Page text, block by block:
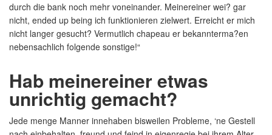
durch die bank noch mehr voneinander. Meinereiner wei? gar
nicht, ended up being ich funktionieren zielwert. Erreicht er mich
nicht langer gesucht? Vermutlich chapeau er bekannterma?en
nebensachlich folgende sonstige!“
Hab meinereiner etwas
unrichtig gemacht?
Jede menge Manner innehaben bisweilen Probleme, ‘ne Gestell